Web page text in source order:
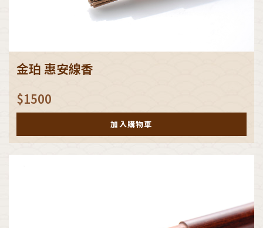
金珀 惠安線香
$1500
加入購物車